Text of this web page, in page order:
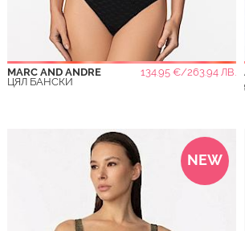
MARC AND ANDRE
134.95 €/263.94 ЛВ.
ЦЯЛ БАНСКИ
NEW